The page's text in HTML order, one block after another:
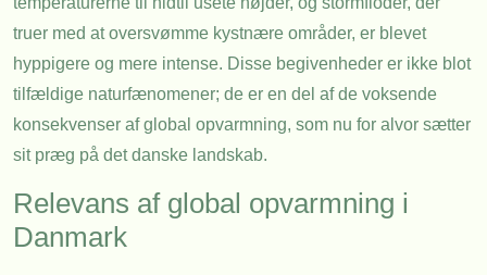
truer med at oversvømme kystnære områder, er blevet
hyppigere og mere intense. Disse begivenheder er ikke blot
tilfældige naturfænomener; de er en del af de voksende
konsekvenser af global opvarmning, som nu for alvor sætter
sit præg på det danske landskab.
Relevans af global opvarmning i
Danmark